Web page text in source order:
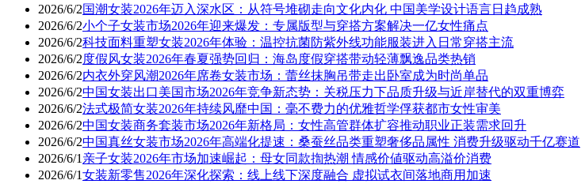
2026/6/2国潮女装2026年迈入深水区：从符号堆砌走向文化内化 中国美学设计语言日趋成熟
2026/6/2小个子女装市场2026年迎来爆发：专属版型与穿搭方案解决一亿女性痛点
2026/6/2科技面料重塑女装2026年体验：温控抗菌防紫外线功能服装进入日常穿搭主流
2026/6/2度假风女装2026年春夏强势回归：海岛度假穿搭带动轻薄飘逸品类热销
2026/6/2内衣外穿风潮2026年席卷女装市场：蕾丝抹胸吊带走出卧室成为时尚单品
2026/6/2中国女装出口美国市场2026年竞争新态势：关税压力下品质升级与近岸替代的双重博弈
2026/6/2法式极简女装2026年持续风靡中国：毫不费力的优雅哲学俘获都市女性审美
2026/6/2中国女装商务套装市场2026年新格局：女性高管群体扩容推动职业正装需求回升
2026/6/2中国真丝女装市场2026年高端化提速：桑蚕丝品类重塑奢侈品属性 消费升级驱动千亿赛道
2026/6/1 亲子女装2026年市场加速崛起：母女同款揈热潮 情感价値驱动高溢价消费
2026/6/1女装新零售2026年深化探索：线上线下深度融合 虚拟试衣间落地商用加速